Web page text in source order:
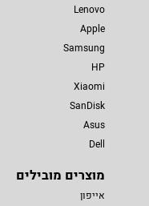
Lenovo
Apple
Samsung
HP
Xiaomi
SanDisk
Asus
Dell
מוצרים מובילים
אייפון